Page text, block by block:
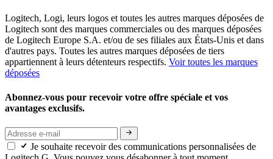
Logitech, Logi, leurs logos et toutes les autres marques déposées de
Logitech sont des marques commerciales ou des marques déposées
de Logitech Europe S.A. et/ou de ses filiales aux États-Unis et dans
d'autres pays. Toutes les autres marques déposées de tiers
appartiennent à leurs détenteurs respectifs. Voir toutes les marques
déposées
Abonnez-vous pour recevoir votre offre spéciale et vos
avantages exclusifs.
Je souhaite recevoir des communications personnalisées de